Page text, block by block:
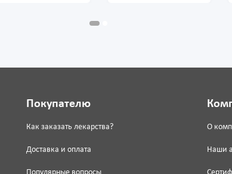
Покупателю
Как заказать лекарства?
Доставка и оплата
О
Наши